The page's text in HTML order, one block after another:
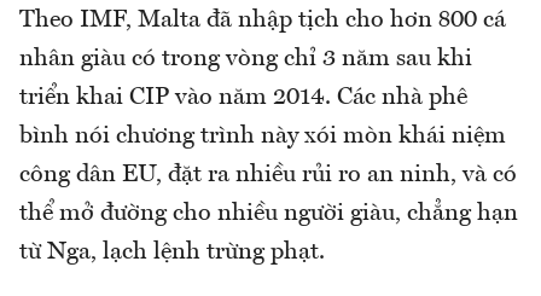
Theo IMF, Malta đã nhập tịch cho hơn 800 cá
nhân giàu có trong vòng chỉ 3 năm sau khi
triển khai CIP vào năm 2014. Các nhà phê
bình nói chương trình này xói mòn khái niệm
công dân EU, đặt ra nhiều rủi ro an ninh, và có
thể mở đường cho nhiều người giàu, chẳng hạn
từ Nga, lạch lệnh trừng phạt.